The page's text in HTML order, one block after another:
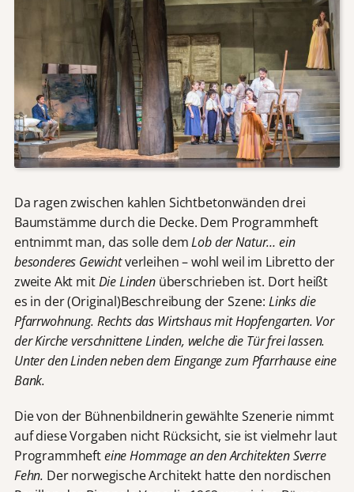
Da ragen zwischen kahlen Sichtbetonwänden drei
Baumstämme durch die Decke. Dem Programmheft
entnimmt man, das solle demLob der Natur… ein
besonderes Gewichtverleihen – wohl weil im Libretto der
zweite Akt mitDie Linden überschrieben ist. Dort heißt
es in der (Original)Beschreibung der Szene: Links die
Pfarrwohnung. Rechts das Wirtshaus mit Hopfengarten. Vor
der Kirche verschnittene Linden, welche die Tür frei lassen.
Unter den Linden neben dem Eingange zum Pfarrhause eine
Bank.
Die von der Bühnenbildnerin gewählte Szenerie nimmt
auf diese Vorgaben nicht Rücksicht, sie ist vielmehr laut
Programmhefteine Hommage an den Architekten Sverre
Fehn. Der norwegische Architekt hatte den nordischen